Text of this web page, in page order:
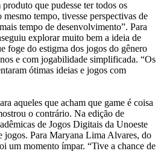
que pudesse ter todos os
tempo, tivesse perspectivas de
tempo de desenvolvimento”. Para
explorar muito bem a ideia de
foge do estigma dos jogos do gênero
e com jogabilidade simplificada. “Os
ótimas ideias e jogos com
aqueles que acham que game é coisa
o contrário. Na edição de
de Jogos Digitais da Unoeste
jogos. Para Maryana Lima Alvares, do
um momento ímpar. “Tive a chance de